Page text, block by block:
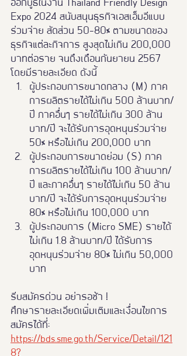
ออกบูธในงาน Thailand Friendly Design
Expo 2024 สนับสนุนธุรกิจเอสเอ็มอีแบบ
ร่วมจ่าย สัดส่วน 50-80% ตามขนาดของ
ธุรกิจแต่ละกิจการ สูงสุดไม่เกิน 200,000
บาทต่อราย จนถึงเดือนกันยายน 2567
โดยมีรายละเอียด ดังนี้
ผู้ประกอบการขนาดกลาง (M) ภาค
การผลิตรายได้ไม่เกิน 500 ล้านบาท/
ปี ภาคอื่นๆ รายได้ไม่เกิน 300 ล้าน
บาท/ปี จะได้รับการอุดหนุนร่วมจ่าย
50% หรือไม่เกิน 200,000 บาท
ผู้ประกอบการขนาดย่อม (S) ภาค
การผลิตรายได้ไม่เกิน 100 ล้านบาท/
ปี และภาคอื่นๆ รายได้ไม่เกิน 50 ล้าน
บาท/ปี จะได้รับการอุดหนุนร่วมจ่าย
80% หรือไม่เกิน 100,000 บาท
ผู้ประกอบการ (Micro SME) รายได้
ไม่เกิน 1.8 ล้านบาท/ปี ได้รับการ
อุดหนุนร่วมจ่าย 80% ไม่เกิน 50,000
บาท
รีบสมัครด่วน อย่ารอช้า !
ศึกษารายละเอียดเพิ่มเติมและเงื่อนไขการ
สมัครได้ที่:
https://bds.sme.go.th/Service/Detail/121
8?